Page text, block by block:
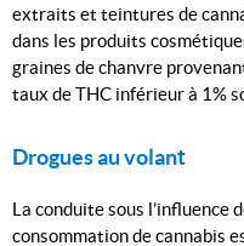
extraits et teintures de
dans les produits
graines de chanvre
taux de THC inférieur à 1%
Drogues au volant
La conduite sous l’influence
consommation de cannabis